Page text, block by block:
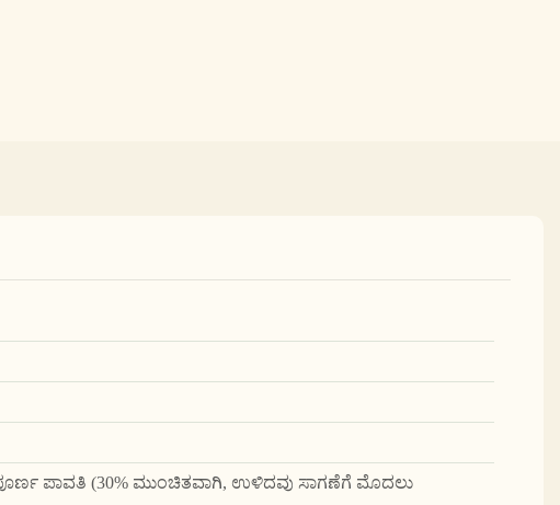
ಪಾವತಿ (30% ಮುಂಚಿತವಾಗಿ, ಉಳಿದವು ಸಾಗಣೆಗೆ ಮೊದಲು